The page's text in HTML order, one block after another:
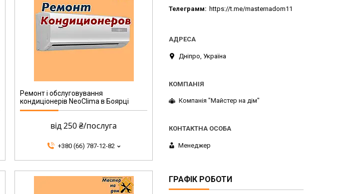
Ремонт і обслуговування
кондиціонерів NeoClima в Боярці
від 250 ₴/послуга
+380 (66) 787-12-82
Телеграмм
https://t.me/masternadom11
Дніпро, Україна
Компанія "Майстер на дім"
Менеджер
ГРАФІК РОБОТИ